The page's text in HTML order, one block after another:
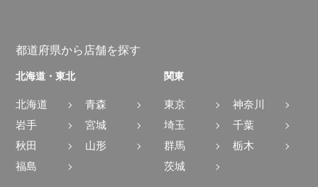
都道府県から店舗を探す
北海道・東北
北海道
青森
岩手
宮城
秋田
山形
福島
関東
東京
神奈川
埼玉
千葉
群馬
栃木
茨城